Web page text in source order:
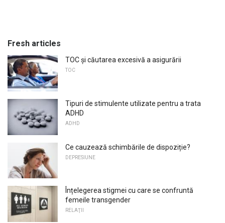
Fresh articles
TOC și căutarea excesivă a asigurării
TOC
Tipuri de stimulente utilizate pentru a trata
ADHD
ADHD
Ce cauzează schimbările de dispoziție?
DEPRESIUNE
Înțelegerea stigmei cu care se confruntă
femeile transgender
RELAŢII